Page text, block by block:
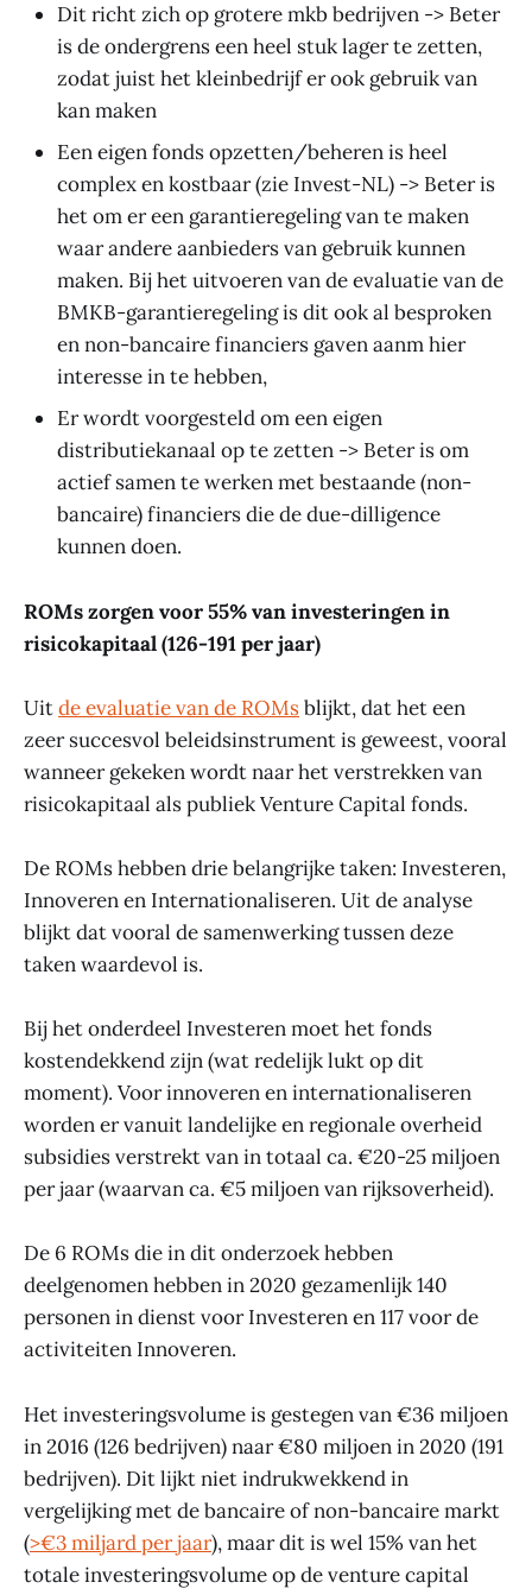
Dit richt zich op grotere mkb bedrijven -> Beter
is de ondergrens een heel stuk lager te zetten,
zodat juist het kleinbedrijf er ook gebruik van
kan maken
Een eigen fonds opzetten/beheren is heel
complex en kostbaar (zie Invest-NL) -> Beter is
het om er een garantieregeling van te maken
waar andere aanbieders van gebruik kunnen
maken. Bij het uitvoeren van de evaluatie van de
BMKB-garantieregeling is dit ook al besproken
en non-bancaire financiers gaven aanm hier
interesse in te hebben,
Er wordt voorgesteld om een eigen
distributiekanaal op te zetten -> Beter is om
actief samen te werken met bestaande (non-
bancaire) financiers die de due-dilligence
kunnen doen.
ROMs zorgen voor 55% van investeringen in
risicokapitaal (126-191 per jaar)
Uitde evaluatie van de ROMsblijkt, dat het een
zeer succesvol beleidsinstrument is geweest, vooral
wanneer gekeken wordt naar het verstrekken van
risicokapitaal als publiek Venture Capital fonds.
De ROMs hebben drie belangrijke taken: Investeren,
Innoveren en Internationaliseren. Uit de analyse
blijkt dat vooral de samenwerking tussen deze
taken waardevol is.
Bij het onderdeel Investeren moet het fonds
kostendekkend zijn (wat redelijk lukt op dit
moment). Voor innoveren en internationaliseren
worden er vanuit landelijke en regionale overheid
subsidies verstrekt van in totaal ca. €20-25 miljoen
per jaar (waarvan ca. €5 miljoen van rijksoverheid).
De 6 ROMs die in dit onderzoek hebben
deelgenomen hebben in 2020 gezamenlijk 140
personen in dienst voor Investeren en 117 voor de
activiteiten Innoveren.
Het investeringsvolume is gestegen van €36 miljoen
in 2016 (126 bedrijven) naar €80 miljoen in 2020 (191
bedrijven). Dit lijkt niet indrukwekkend in
vergelijking met de bancaire of non-bancaire markt
(>€3 miljard per jaar), maar dit is wel 15% van het
totale investeringsvolume op de venture capital